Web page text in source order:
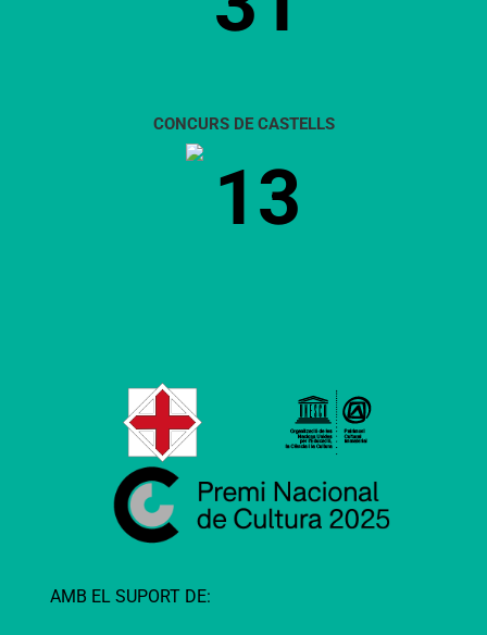
CONCURS DE CASTELLS
13
AMB EL SUPORT DE: